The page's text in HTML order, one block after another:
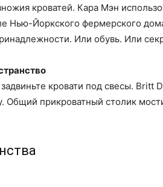
кроватей. Кара Мэн
Нью-Йоркского фермерского
Или обувь. Или
кровати под свесы. Britt
Общий прикроватный столик